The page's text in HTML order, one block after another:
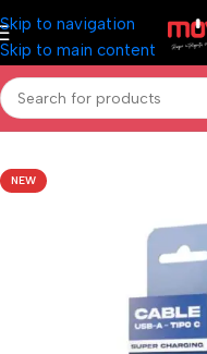
Skip to navigation
Skip to main content
Inicio/Accesorios Celulares/
NEW